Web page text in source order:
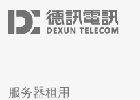
服务器租用